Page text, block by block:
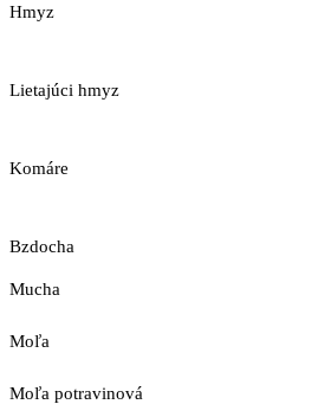
Hmyz
Lietajúci hmyz
Komáre
Bzdocha
Mucha
Moľa
Moľa potravinová